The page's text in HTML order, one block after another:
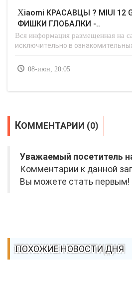
Xiaomi КРАСАВЦЫ ? MIUI 12 GLOBAL - ВСЕ
ФИШКИ ГЛОБАЛКИ -..
Вся информация размещенная на
исключительно в
08-июн, 20:05
КОММЕНТАРИИ (0)
Уважаемый посетитель
Комментарии к данной
Вы можете стать первым!
ПОХОЖИЕ НОВОСТИ ДНЯ